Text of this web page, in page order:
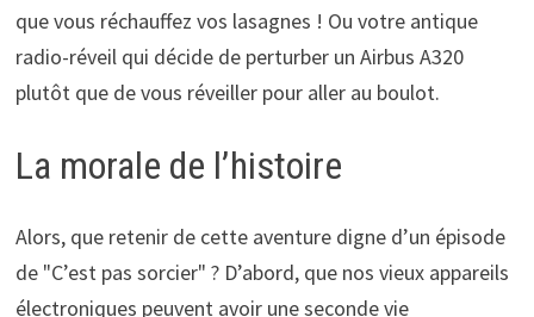
que vous réchauffez vos lasagnes ! Ou votre antique
radio-réveil qui décide de perturber un Airbus A320
plutôt que de vous réveiller pour aller au boulot.
La morale de l’histoire
Alors, que retenir de cette aventure digne d’un épisode
de "C’est pas sorcier" ? D’abord, que nos vieux appareils
électroniques peuvent avoir une seconde vie